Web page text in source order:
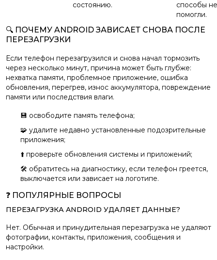
состоянию.
способы не
помогли.
🔍 ПОЧЕМУ ANDROID ЗАВИСАЕТ СНОВА ПОСЛЕ
ПЕРЕЗАГРУЗКИ
Если телефон перезагрузился и снова начал тормозить
через несколько минут, причина может быть глубже:
нехватка памяти, проблемное приложение, ошибка
обновления, перегрев, износ аккумулятора, повреждение
памяти или последствия влаги.
💾 освободите память телефона;
🧩 удалите недавно установленные подозрительные
приложения;
⬆️ проверьте обновления системы и приложений;
🛠️ обратитесь на диагностику, если телефон греется,
выключается или зависает на логотипе.
❓ ПОПУЛЯРНЫЕ ВОПРОСЫ
ПЕРЕЗАГРУЗКА ANDROID УДАЛЯЕТ ДАННЫЕ?
Нет. Обычная и принудительная перезагрузка не удаляют
фотографии, контакты, приложения, сообщения и
настройки.